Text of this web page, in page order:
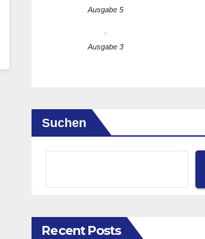
Ausgabe 5
Ausgabe 3
Suchen
Recent Posts